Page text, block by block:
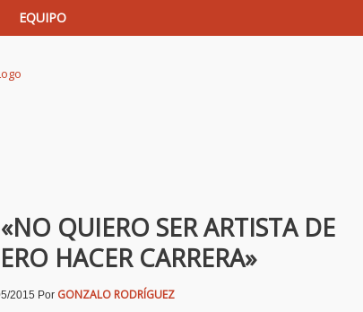
EQUIPO
QUIERO SER ARTISTA DE
HACER CARRERA»
2015 Por GONZALO RODRÍGUEZ